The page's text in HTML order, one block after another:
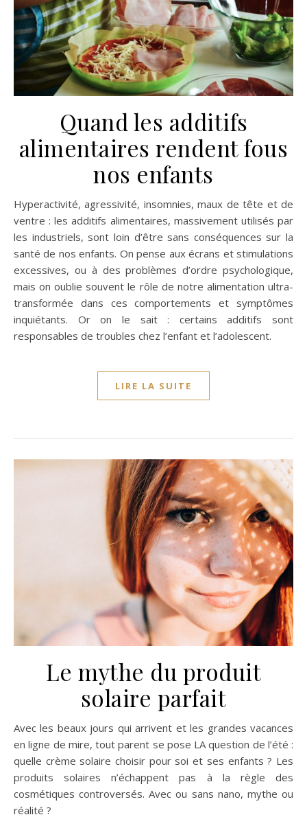
Quand les additifs
alimentaires rendent fous
nos enfants
Hyperactivité, agressivité, insomnies, maux de tête et de
ventre : les additifs alimentaires, massivement utilisés par
les industriels, sont loin d’être sans conséquences sur la
santé de nos enfants. On pense aux écrans et stimulations
excessives, ou à des problèmes d’ordre psychologique,
mais on oublie souvent le rôle de notre alimentation ultra-
transformée dans ces comportements et symptômes
inquiétants. Or on le sait : certains additifs sont
responsables de troubles chez l’enfant et l’adolescent.
LIRE LA SUITE
Le mythe du produit
solaire parfait
Avec les beaux jours qui arrivent et les grandes vacances
en ligne de mire, tout parent se pose LA question de l’été :
quelle crème solaire choisir pour soi et ses enfants ? Les
produits solaires n’échappent pas à la règle des
cosmétiques controversés. Avec ou sans nano, mythe ou
réalité ?